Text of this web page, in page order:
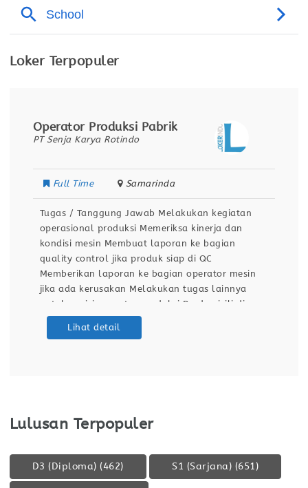
Loker Terpopuler
Operator Produksi Pabrik
PT Senja Karya Rotindo
Full Time Samarinda
Tugas / Tanggung Jawab Melakukan kegiatan
operasional produksi Memeriksa kinerja dan
kondisi mesin Membuat laporan ke bagian
quality control jika produk siap di QC
Memberikan laporan ke bagian operator mesin
jika ada kerusakan Melakukan tugas lainnya
untuk posisi operator produksi Berdomisili di
Samarinda Kualifikasi / Persyaratan Pendidikan
Lihat detail
Lulusan Terpopuler
D3 (Diploma) (462) S1 (Sarjana) (651)